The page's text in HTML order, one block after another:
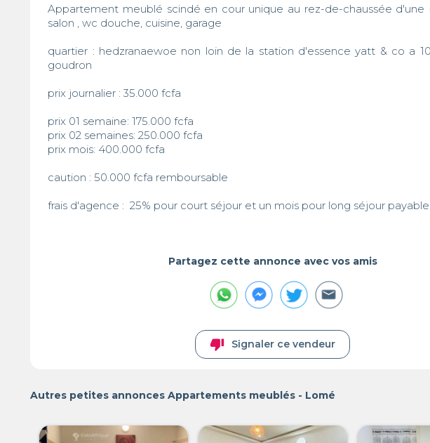
Appartement meublé scindé en cour unique au rez-de-chaussée d'une
salon , wc douche, cuisine, garage
quartier : hedzranaewoe non loin de la station d'essence yatt & co a
goudron
prix journalier : 35.000 fcfa
prix 01 semaine: 175.000 fcfa
prix 02 semaines: 250.000 fcfa
prix mois: 400.000 fcfa
caution : 50.000 fcfa remboursable
frais d'agence :  25% pour court séjour et un mois pour long séjour
Partagez cette annonce avec vos amis
thumb_down Signaler ce vendeur
Autres petites annonces Appartements meublés - Lomé